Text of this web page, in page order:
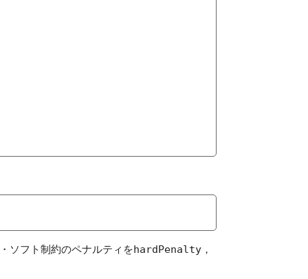
ソフト制約のペナルティをhardPenalty ，